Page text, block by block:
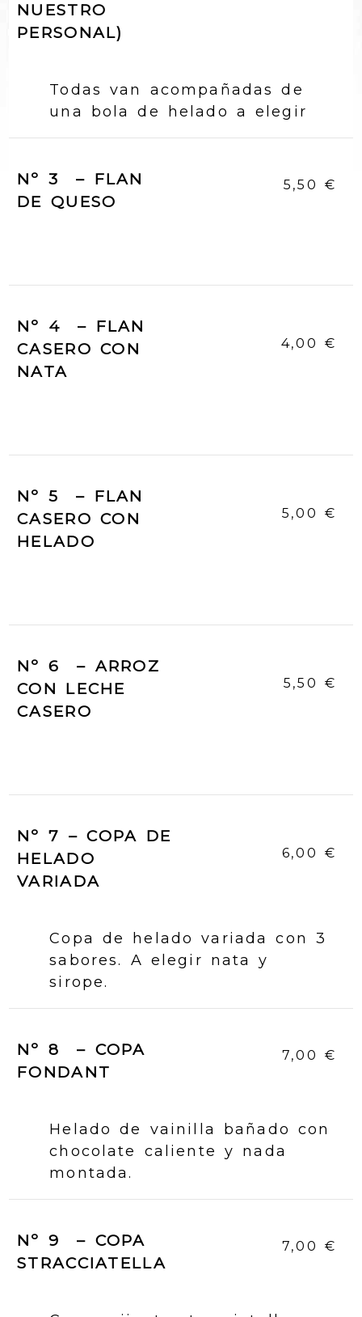
NUESTRO
PERSONAL)
Todas van acompañadas de
una bola de helado a elegir
Nº 3 – FLAN
DE QUESO
5,50 €
Nº 4 – FLAN
CASERO CON
NATA
4,00 €
Nº 5 – FLAN
CASERO CON
HELADO
5,00 €
Nº 6 – ARROZ
CON LECHE
CASERO
5,50 €
Nº 7 – COPA DE
HELADO
VARIADA
6,00 €
Copa de helado variada con 3
sabores. A elegir nata y
sirope.
Nº 8 – COPA
FONDANT
7,00 €
Helado de vainilla bañado con
chocolate caliente y nada
montada.
Nº 9 – COPA
STRACCIATELLA
7,00 €